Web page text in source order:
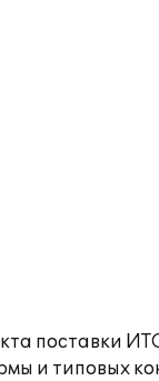
поставки
и типовых